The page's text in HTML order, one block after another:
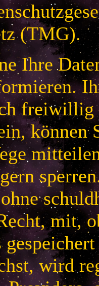
(TMG).
Ihre
können
mit,
wird